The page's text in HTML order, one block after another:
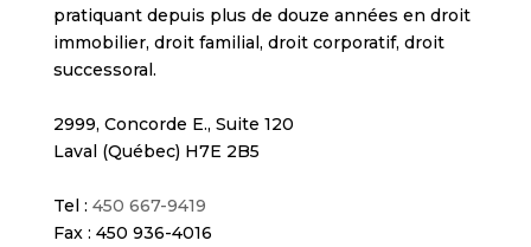
pratiquant depuis plus de douze années en droit
immobilier, droit familial, droit corporatif, droit
successoral.
2999, Concorde E., Suite 120
Laval (Québec) H7E 2B5
Tel : 450 667-9419
Fax : 450 936-4016